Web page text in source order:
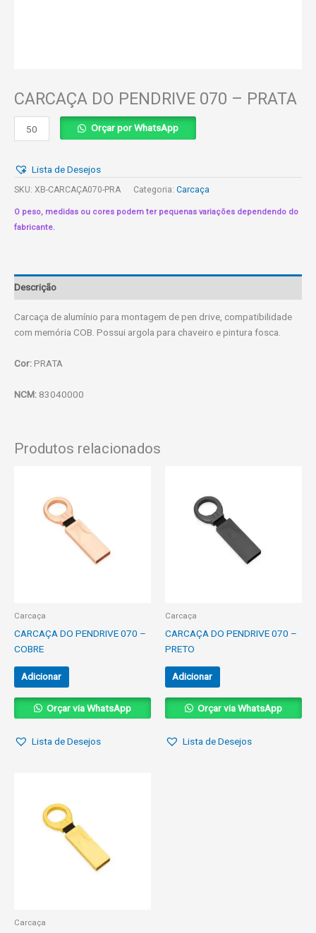
CARCAÇA DO PENDRIVE 070 – PRATA
CARCAÇA
DO
070
-
quantidade
Orçar por WhatsApp
Lista de Desejos
SKU: XB-CARCAÇA070-PRA Categoria: Carcaça
O peso, medidas ou cores podem ter pequenas variações dependendo do
fabricante.
Descrição
Carcaça de alumínio para montagem de pen drive, compatibilidade
com memória COB. Possui argola para chaveiro e pintura fosca.
Cor:PRATA
NCM: 83040000
Produtos relacionados
Carcaça
CARCAÇA DO PENDRIVE 070 –
COBRE
Adicionar
Orçar via WhatsApp
Lista de Desejos
Carcaça
CARCAÇA DO PENDRIVE 070 –
PRETO
Adicionar
Orçar via WhatsApp
Lista de Desejos
Carcaça